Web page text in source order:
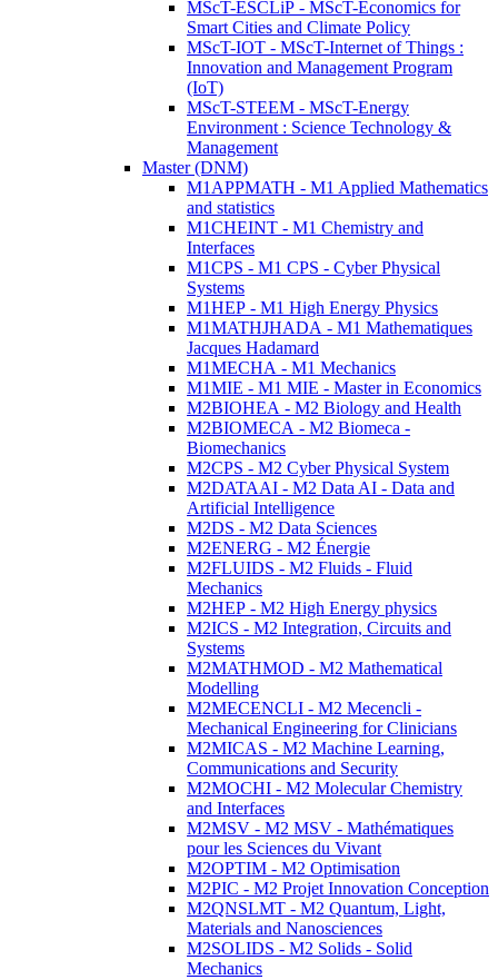
MScT-ESCLiP - MScT-Economics for
Smart Cities and Climate Policy
MScT-IOT - MScT-Internet of Things :
Innovation and Management Program
(IoT)
MScT-STEEM - MScT-Energy
Environment : Science Technology &
Management
Master (DNM)
M1APPMATH - M1 Applied Mathematics
and statistics
M1CHEINT - M1 Chemistry and
Interfaces
M1CPS - M1 CPS - Cyber Physical
Systems
M1HEP - M1 High Energy Physics
M1MATHJHADA - M1 Mathematiques
Jacques Hadamard
M1MECHA - M1 Mechanics
M1MIE - M1 MIE - Master in Economics
M2BIOHEA - M2 Biology and Health
M2BIOMECA - M2 Biomeca -
Biomechanics
M2CPS - M2 Cyber Physical System
M2DATAAI - M2 Data AI - Data and
Artificial Intelligence
M2DS - M2 Data Sciences
M2ENERG - M2 Énergie
M2FLUIDS - M2 Fluids - Fluid
Mechanics
M2HEP - M2 High Energy physics
M2ICS - M2 Integration, Circuits and
Systems
M2MATHMOD - M2 Mathematical
Modelling
M2MECENCLI - M2 Mecencli -
Mechanical Engineering for Clinicians
M2MICAS - M2 Machine Learning,
Communications and Security
M2MOCHI - M2 Molecular Chemistry
and Interfaces
M2MSV - M2 MSV - Mathématiques
pour les Sciences du Vivant
M2OPTIM - M2 Optimisation
M2PIC - M2 Projet Innovation Conception
M2QNSLMT - M2 Quantum, Light,
Materials and Nanosciences
M2SOLIDS - M2 Solids - Solid
Mechanics